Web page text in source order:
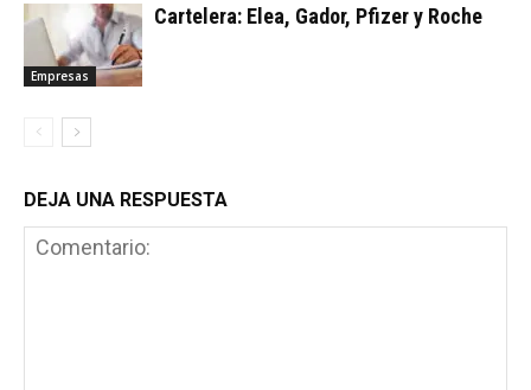
Empresas
Cartelera: Elea, Gador, Pfizer y Roche
DEJA UNA RESPUESTA